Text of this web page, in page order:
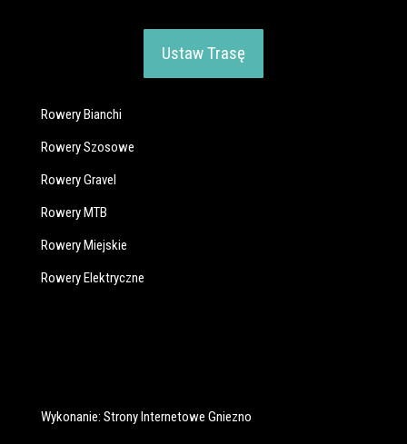
Ustaw Trasę
Rowery Bianchi
Rowery Szosowe
Rowery Gravel
Rowery MTB
Rowery Miejskie
Rowery Elektryczne
Wykonanie: Strony Internetowe Gniezno